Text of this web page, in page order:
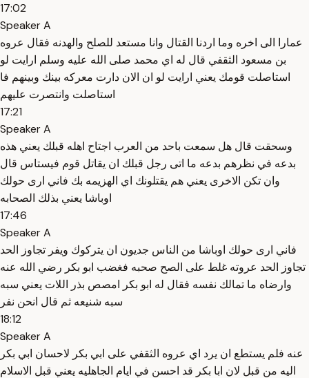
17:02
Speaker A
عمارا الى اخره وما اردنا القتال وانا مستعد للصلح والهدنه فقال عروه
بن مسعود الثقفي قال له اي محمد صلى الله عليه وسلم ارايت لو
استاصلت قومك يعني ارايت لو ان الان دارت معركه بينك وبينهم فا
استاصلت وانتصرت عليهم
17:21
Speaker A
وسحقت قال هل سمعت باحد من العرب اجتاح اهله قبلك يعني هذه
بدعه في نظرهم بدعه ما اتى رجل قبلك ان يقاتل قوم فيستاس قال
وان تكن الاخرى يعني هم يقتلونك اي الهزيمه بك فاني ارى حولك
اوباشا يعني بذلك الصحابه
17:46
Speaker A
فاني ارى حولك اوباشا من الناس جديون ان يتركوك ويفر تجاوز الحد
تجاوز الحد عروته غلط على الصح صحبه فغضب ابو بكر رضي الله عنه
وارضاه ما تمالك نفسه فقال له ابو بكر امصص بذر اللات يعني سبه
سبه شنيعه ثم قال انحن نفر
18:12
Speaker A
عنه فلم يستطع ان يرد اي عروه الثقفي على ابي بكر لاحسان ابي بكر
اليه من قبل لان ابا بكر قد احسن في ايام الجاهليه يعني قبل الاسلام